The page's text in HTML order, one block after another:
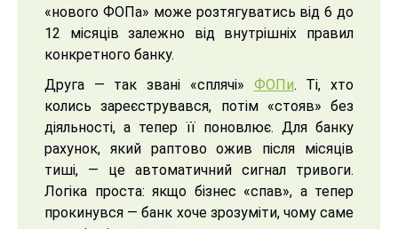
«нового ФОПа» може розтягуватись від 6 до
12 місяців залежно від внутрішніх правил
конкретного банку.
Друга — так звані «сплячі» ФОПи. Ті, хто
колись зареєструвався, потім «стояв» без
діяльності, а тепер її поновлює. Для банку
рахунок, який раптово ожив після місяців
тиші, — це автоматичний сигнал тривоги.
Логіка проста: якщо бізнес «спав», а тепер
прокинувся — банк хоче зрозуміти, чому саме